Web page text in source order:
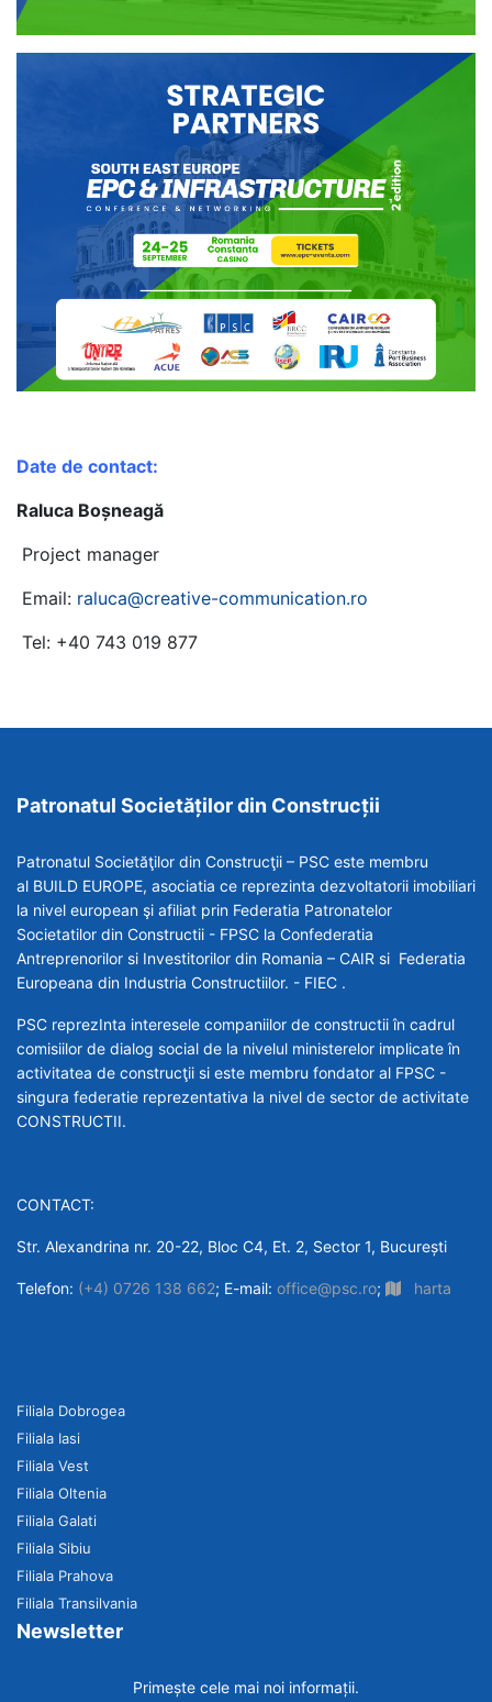
Date de contact:
Raluca Boșneagă
Project manager
Email: raluca@creative-communication.ro
Tel: +40 743 019 877
Patronatul Societăților din Construcții
Patronatul Societăţilor din Construcţii – PSC este membru
al BUILD EUROPE, asociatia ce reprezinta dezvoltatorii imobiliari
la nivel european şi afiliat prin Federatia Patronatelor
Societatilor din Constructii - FPSC la Confederatia
Antreprenorilor si Investitorilor din Romania – CAIR si Federatia
Europeana din Industria Constructiilor. - FIEC .
PSC reprezInta interesele companiilor de constructii în cadrul
comisiilor de dialog social de la nivelul ministerelor implicate în
activitatea de construcţii si este membru fondator al FPSC -
singura federatie reprezentativa la nivel de sector de activitate
CONSTRUCTII.
CONTACT:
Str. Alexandrina nr. 20-22, Bloc C4, Et. 2, Sector 1, București
Telefon: (+4) 0726 138 662; E-mail: office@psc.ro; harta
Filiala Dobrogea
Filiala Iasi
Filiala Vest
Filiala Oltenia
Filiala Galati
Filiala Sibiu
Filiala Prahova
Filiala Transilvania
Newsletter
Primește cele mai noi informații.